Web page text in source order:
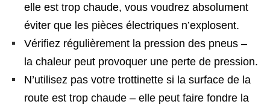
elle est trop chaude, vous voudrez absolument
éviter que les pièces électriques n’explosent.
Vérifiez régulièrement la pression des pneus –
la chaleur peut provoquer une perte de pression.
N’utilisez pas votre trottinette si la surface de la
route est trop chaude – elle peut faire fondre la